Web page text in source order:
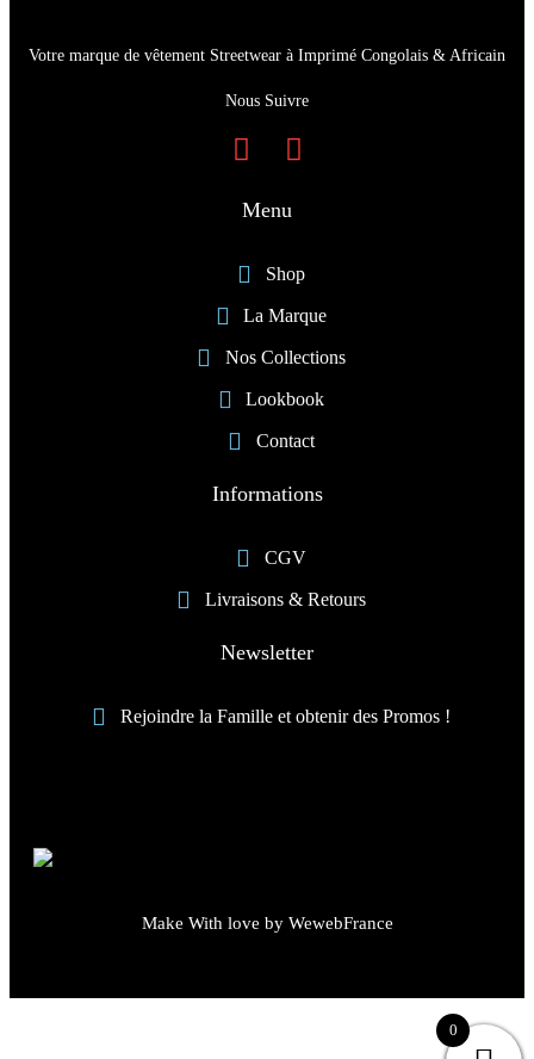
Votre marque de vêtement Streetwear à Imprimé Congolais & Africain
Nous Suivre
Menu
Shop
La Marque
Nos Collections
Lookbook
Contact
Informations
CGV
Livraisons & Retours
Newsletter
Rejoindre la Famille et obtenir des Promos !
Make With love by WewebFrance
0